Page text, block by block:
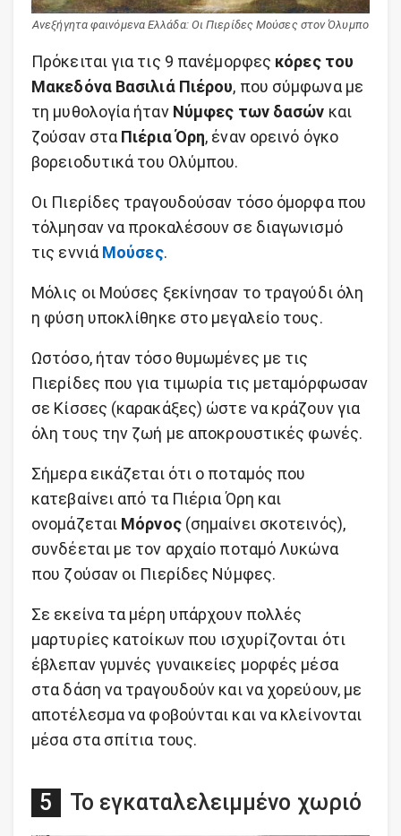
Ανεξήγητα φαινόμενα Ελλάδα: Οι Πιερίδες Μούσες στον Όλυμπο
Πρόκειται για τις 9 πανέμορφες κόρες του
Μακεδόνα Βασιλιά Πιέρου, που σύμφωνα με
τη μυθολογία ήταν Νύμφες των δασών και
ζούσαν στα Πιέρια Όρη, έναν ορεινό όγκο
βορειοδυτικά του Ολύμπου.
Οι Πιερίδες τραγουδούσαν τόσο όμορφα που
τόλμησαν να προκαλέσουν σε διαγωνισμό
τις εννιάΜούσες.
Μόλις οι Μούσες ξεκίνησαν το τραγούδι όλη
η φύση υποκλίθηκε στο μεγαλείο τους.
Ωστόσο, ήταν τόσο θυμωμένες με τις
Πιερίδες που για τιμωρία τις μεταμόρφωσαν
σε Κίσσες (καρακάξες) ώστε να κράζουν για
όλη τους την ζωή με αποκρουστικές φωνές.
Σήμερα εικάζεται ότι ο ποταμός που
κατεβαίνει από τα Πιέρια Όρη και
ονομάζεται Μόρνος(σημαίνει σκοτεινός),
συνδέεται με τον αρχαίο ποταμό Λυκώνα
που ζούσαν οι Πιερίδες Νύμφες.
Σε εκείνα τα μέρη υπάρχουν πολλές
μαρτυρίες κατοίκων που ισχυρίζονται ότι
έβλεπαν γυμνές γυναικείες μορφές μέσα
στα δάση να τραγουδούν και να χορεύουν, με
αποτέλεσμα να φοβούνται και να κλείνονται
μέσα στα σπίτια τους.
Το εγκαταλελειμμένο χωριό